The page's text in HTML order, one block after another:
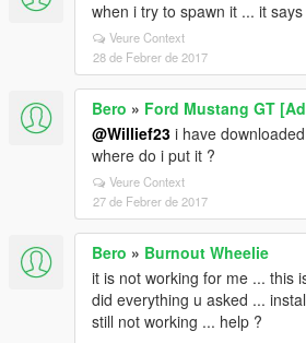
when i try to spawn it ... it
Veure Context
28 de Febrer de 2017
Bero » Ford Mustang GT
@Willief23 i have
where do i put it ?
Veure Context
27 de Febrer de 2017
Bero » Burnout Wheelie
it is not working for me ... this
did everything u asked ...
still not working ... help ?